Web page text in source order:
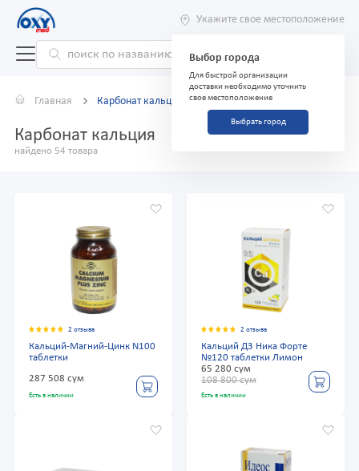
Укажите свое местоположение
Выбор города
Для быстрой организации
доставки необходимо уточнить
свое местоположение
Выбрать город
Главная Карбонат кальция
Карбонат кальция
найдено 54 товара
2 отзыва
Кальций-Магний-Цинк N100
таблетки
287 508 сум
Есть в наличии
2 отзыва
Кальций Д3 Ника Форте
№120 таблетки Лимон
65 280 сум
108 800 сум
Есть в наличии